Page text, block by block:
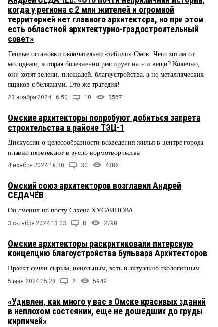
когда у региона с 2 млн жителей и огромной
территорией нет главного архитектора, но при этом
есть областной архитектурно-градостроительный
совет»
Теплые остановки окончательно «забили» Омск. Чего хотим от
молодежи, которая болезненно реагирует на эти вещи? Конечно,
они хотят зелени, площадей, благоустройства, а не металлических
ящиков с беляшами. Это же трагедия!
23 ноября 2024 16:50 10 3587
Омские архитекторы попробуют добиться запрета
строительства в районе ТЭЦ-1
Дискуссии о целесообразности возведения жилья в центре города
плавно перетекают в русло нормотворчества
4 ноября 2024 16:30 30 4386
Омский союз архитекторов возглавил Андрей
СЕДАЧЁВ
Он сменил на посту Сакена ХУСАИНОВА
3 октября 2024 13:03 8 2790
Омские архитекторы раскритиковали питерскую
концепцию благоустройства бульвара Архитекторов
Проект сочли сырым, нецельным, хоть и актуально экологичным
5 мая 2024 15:20 2 5949
«Удивлен, как много у вас в Омске красивых зданий
в неплохом состоянии, еще не дошедших до груды
кирпичей»